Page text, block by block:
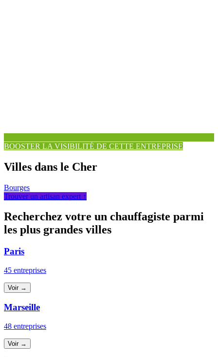
BOOSTER LA VISIBILITÉ DE CETTE ENTREPRISE
Villes dans le Cher
Bourges
Trouver un artisan expert ↑
Recherchez votre un chauffagiste parmi
les plus grandes villes
Paris
45 entreprises
Voir →
Marseille
48 entreprises
Voir →